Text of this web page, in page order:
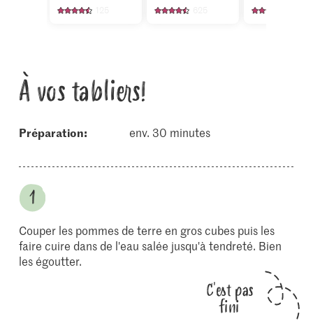
À vos tabliers!
Préparation: env. 30 minutes
Couper les pommes de terre en gros cubes puis les
faire cuire dans de l'eau salée jusqu'à tendreté. Bien
les égoutter.
C'est pas
fini